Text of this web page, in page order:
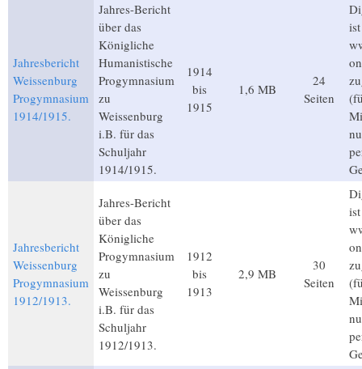
Jahresbericht
Weissenburg
Progymnasium
1914/1915.
Jahres-Bericht
über das
Königliche
Humanistische
Progymnasium
zu
Weissenburg
i.B. für das
Schuljahr
1914/1915.
1914
bis
1915
1,6 MB
24
Seiten
Jahresbericht
Weissenburg
Progymnasium
1912/1913.
Jahres-Bericht
über das
Königliche
Progymnasium
zu
Weissenburg
i.B. für das
Schuljahr
1912/1913.
1912
bis
1913
2,9 MB
30
Seiten